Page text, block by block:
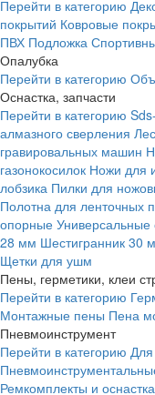
Перейти в категорию
покрытий Ковровые
ПВХ Подложка
Опалубка
Перейти в категорию
Оснастка, запчасти
Перейти в категорию
алмазного сверления
гравировальных машин
газонокосилок Ножи для
лобзика Пилки для
Полотна для ленточных
опорные Универсальные
28 мм Шестигранник 30
Щетки для ушм
Пены, герметики, клеи
Перейти в категорию
Монтажные пены Пена
Пневмоинструмент
Перейти в категорию
Ремкомплекты и